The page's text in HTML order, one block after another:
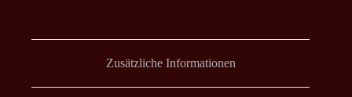
Zusätzliche Informationen